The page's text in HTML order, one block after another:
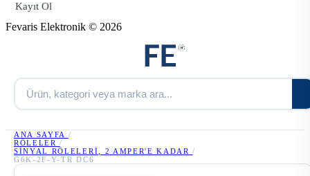
Kayıt Ol
Fevaris Elektronik © 2026
ANA SAYFA /
RÖLELER
/
SINYAL RÖLELERI, 2 AMPER'E KADAR
/
G6K-2F-Y-TR DC6